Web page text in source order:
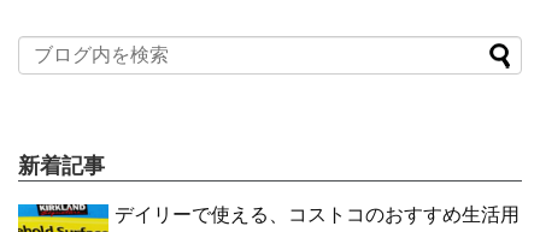
新着記事
デイリーで使える、コストコのおすすめ生活用